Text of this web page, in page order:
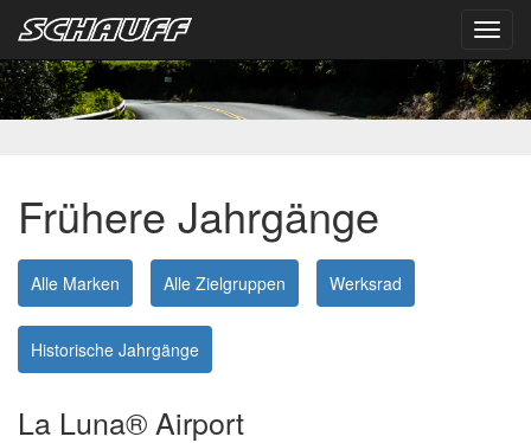
Frühere Jahrgänge
Alle Marken Alle Zielgruppen Werksrad
Historische Jahrgänge
La Luna® Airport